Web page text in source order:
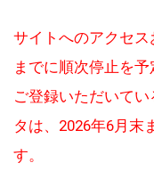
サイトへのアクセ
までに順次停止を予
ご登録いただいて
タは、2026年6月末
す。